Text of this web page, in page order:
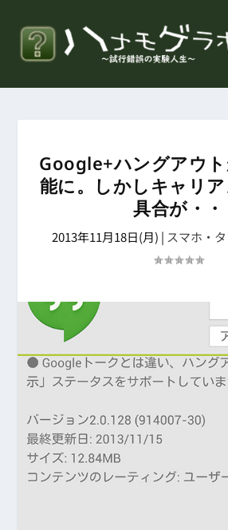
Google+ハングアウト
能に。しかしキャリ
具合が・・
2013年11月18日(月) | スマホ・